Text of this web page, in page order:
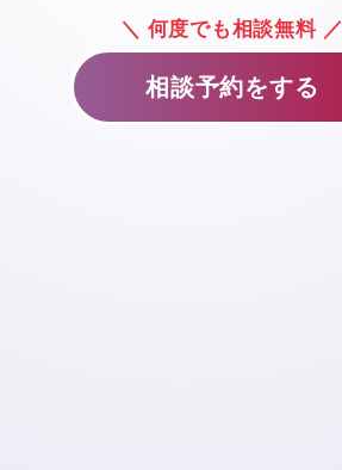
＼ 何度でも相談無料 ／
相談予約をする